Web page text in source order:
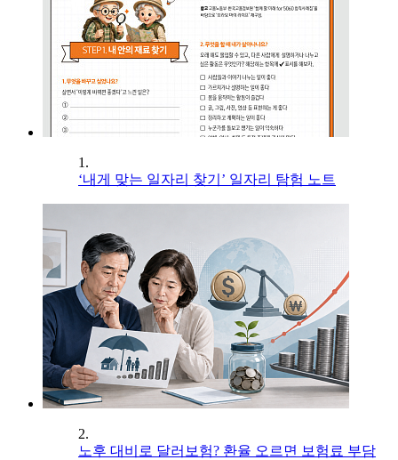
1.
‘내게 맞는 일자리 찾기’ 일자리 탐험 노트
2.
노후 대비로 달러보험? 환율 오르면 보험료 부담